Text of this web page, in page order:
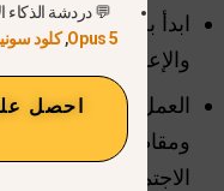
ابدأ بخطوات صغيرة
والإعدادات المسبقة
ومقاطع الفيديو
الاجتماعي هي أكثر
💬 دردشة
Opus 5
,كلود